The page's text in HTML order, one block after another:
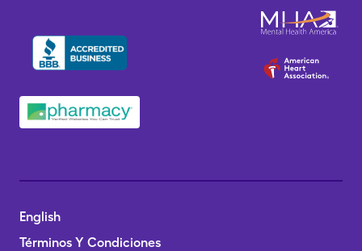
English
Términos Y Condiciones